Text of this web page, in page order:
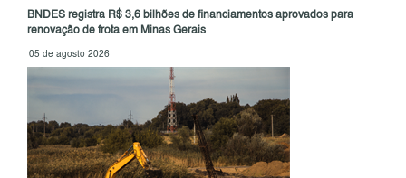
BNDES registra R$ 3,6 bilhões de financiamentos aprovados para
renovação de frota em Minas Gerais
05 de agosto 2026